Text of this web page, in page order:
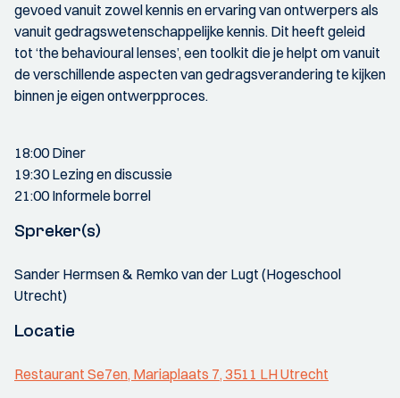
gevoed vanuit zowel kennis en ervaring van ontwerpers als
vanuit gedragswetenschappelijke kennis. Dit heeft geleid
tot ‘the behavioural lenses’, een toolkit die je helpt om vanuit
de verschillende aspecten van gedragsverandering te kijken
binnen je eigen ontwerpproces.
18:00 Diner
19:30 Lezing en discussie
21:00 Informele borrel
Spreker(s)
Sander Hermsen & Remko van der Lugt (Hogeschool
Utrecht)
Locatie
Restaurant Se7en, Mariaplaats 7, 3511 LH Utrecht